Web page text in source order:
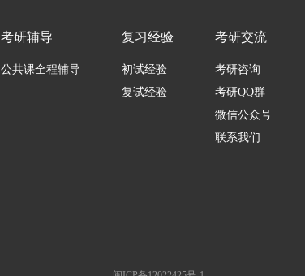
考研辅导
公共课全程辅导
复习经验
初试经验
复试经验
考研交流
考研咨询
考研QQ群
微信公众号
联系我们